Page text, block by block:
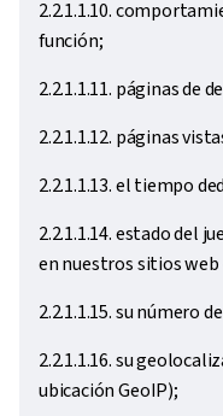
2.2.1.1.10.
función;
2.2.1.1.11. páginas de
2.2.1.1.12. páginas
2.2.1.1.13. el tiempo
2.2.1.1.14. estado del
en nuestros sitios web
2.2.1.1.15. su número
2.2.1.1.16. su
ubicación GeoIP);